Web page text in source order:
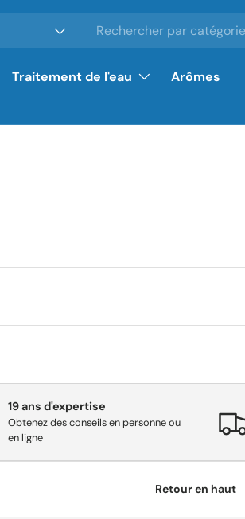
Traitement de l'eau
Arômes
19 ans d'expertise
Obtenez des conseils en personne ou
en ligne
Retour en haut